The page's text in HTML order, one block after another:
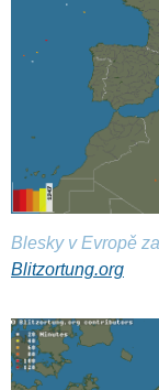
Blesky v Evropě
Blitzortung.org